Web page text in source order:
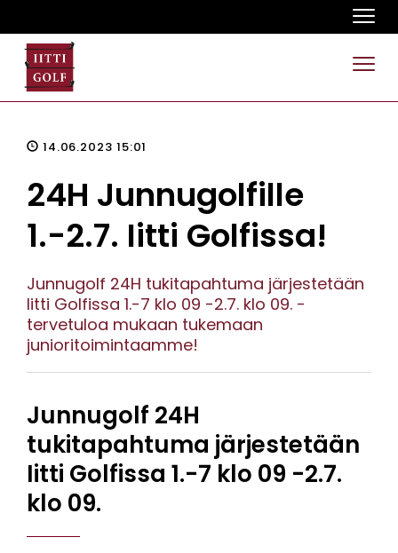
14.06.2023 15:01
24H Junnugolfille
1.-2.7. Iitti Golfissa!
Junnugolf 24H tukitapahtuma järjestetään
Iitti Golfissa 1.-7 klo 09 -2.7. klo 09. -
tervetuloa mukaan tukemaan
junioritoimintaamme!
Junnugolf 24H
tukitapahtuma järjestetään
Iitti Golfissa 1.-7 klo 09 -2.7.
klo 09.